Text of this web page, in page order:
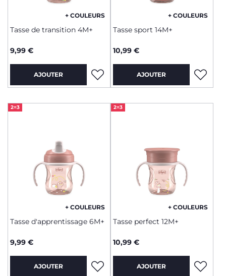
+ COULEURS
Tasse de transition 4M+
9,99 €
AJOUTER
+ COULEURS
Tasse sport 14M+
10,99 €
AJOUTER
2=3
+ COULEURS
Tasse d'apprentissage 6M+
9,99 €
AJOUTER
2=3
+ COULEURS
Tasse perfect 12M+
10,99 €
AJOUTER